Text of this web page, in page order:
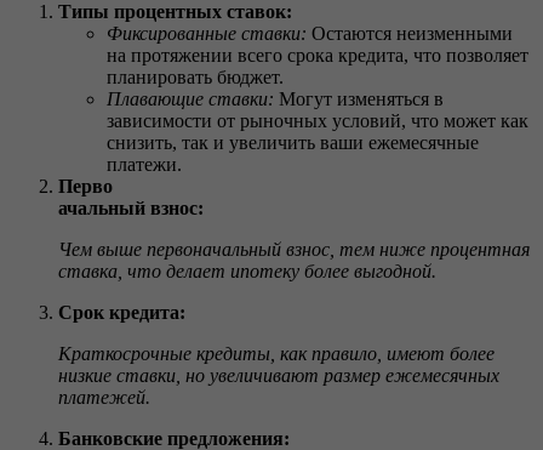
Типы процентных ставок:
Фиксированные ставки: Остаются неизменными
на протяжении всего срока кредита, что позволяет
планировать бюджет.
Плавающие ставки: Могут изменяться в
зависимости от рыночных условий, что может как
снизить, так и увеличить ваши ежемесячные
платежи.
Перво
ачальный взнос:
Чем выше первоначальный взнос, тем ниже процентная
ставка, что делает ипотеку более выгодной.
Срок кредита:
Краткосрочные кредиты, как правило, имеют более
низкие ставки, но увеличивают размер ежемесячных
платежей.
Банковские предложения: